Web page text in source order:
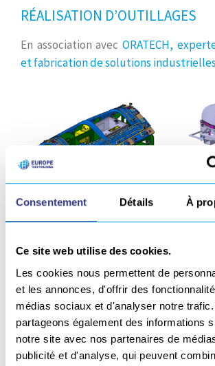
Consentement Détails À
Ce site web utilise des cookies.
Les cookies nous permettent de
et les annonces, d'offrir des
médias sociaux et d'analyser notre
partageons également des informations
notre site avec nos partenaires de
publicité et d'analyse, qui peuvent
RÉALISATION D’OUTILLAGES
En association avec ORATECH,
et fabrication de solutions industrielles
DÉFINITION DE TRAJECTOIRES
Logiciel de Programmation Hors Ligne